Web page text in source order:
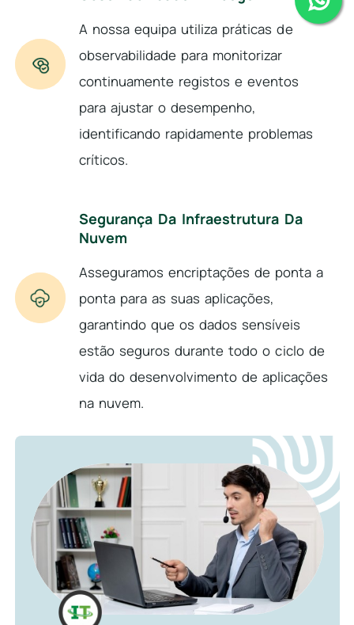
A nossa equipa utiliza práticas de
observabilidade para monitorizar
continuamente registos e eventos
para ajustar o desempenho,
identificando rapidamente problemas
críticos.
Segurança Da Infraestrutura Da
Nuvem
Asseguramos encriptações de ponta a
ponta para as suas aplicações,
garantindo que os dados sensíveis
estão seguros durante todo o ciclo de
vida do desenvolvimento de aplicações
na nuvem.